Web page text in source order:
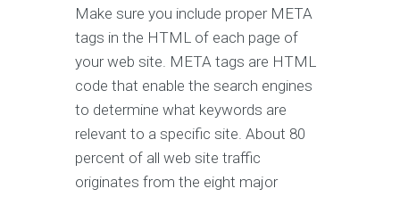
Make sure you include proper META
tags in the HTML of each page of
your web site. META tags are HTML
code that enable the search engines
to determine what keywords are
relevant to a specific site. About 80
percent of all web site traffic
originates from the eight major